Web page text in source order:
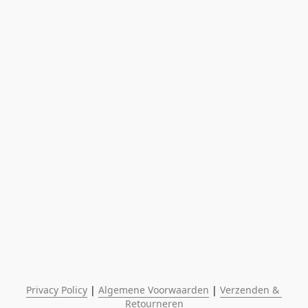
Privacy Policy | Algemene Voorwaarden | Verzenden &
Retourneren